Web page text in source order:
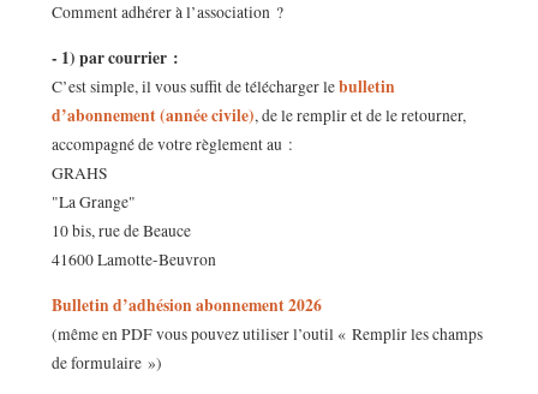
Comment adhérer à l’association ?
- 1) par courrier :
C’est simple, il vous suffit de télécharger lebulletin
d’abonnement (année civile), de le remplir et de le retourner,
accompagné de votre règlement au :
GRAHS
"La Grange"
10 bis, rue de Beauce
41600 Lamotte-Beuvron
Bulletin d’adhésion abonnement 2026
(même en PDF vous pouvez utiliser l’outil « Remplir les champs
de formulaire »)